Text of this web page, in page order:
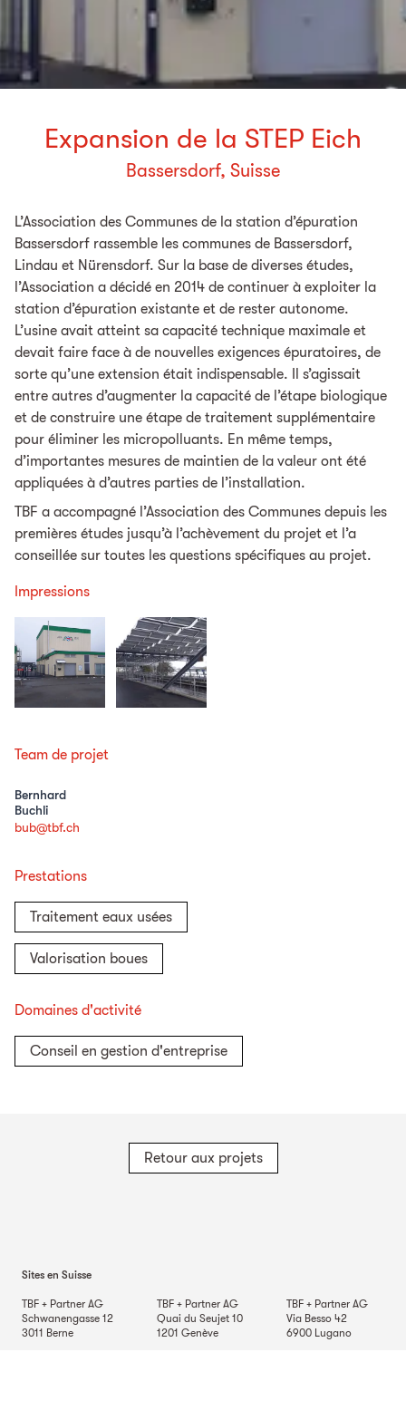
Expansion de la STEP Eich
Bassersdorf, Suisse
L’Association des Communes de la station d’épuration
Bassersdorf rassemble les communes de Bassersdorf,
Lindau et Nürensdorf. Sur la base de diverses études,
l’Association a décidé en 2014 de continuer à exploiter la
station d’épuration existante et de rester autonome.
L’usine avait atteint sa capacité technique maximale et
devait faire face à de nouvelles exigences épuratoires, de
sorte qu’une extension était indispensable. Il s’agissait
entre autres d’augmenter la capacité de l’étape biologique
et de construire une étape de traitement supplémentaire
pour éliminer les micropolluants. En même temps,
d’importantes mesures de maintien de la valeur ont été
appliquées à d’autres parties de l’installation.
TBF a accompagné l’Association des Communes depuis les
premières études jusqu’à l’achèvement du projet et l’a
conseillée sur toutes les questions spécifiques au projet.
Impressions
Team de projet
Bernhard
Buchli
bub@tbf.ch
Prestations
Traitement eaux usées
Valorisation boues
Domaines d'activité
Conseil en gestion d'entreprise
Retour aux projets
Sites en Suisse
TBF + Partner AG
Schwanengasse 12
3011 Berne
TBF + Partner AG
Quai du Seujet 10
1201 Genève
TBF + Partner AG
Via Besso 42
6900 Lugano